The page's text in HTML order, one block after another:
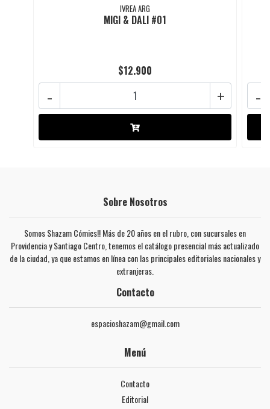
IVREA ARG
MIGI & DALI #01
$12.900
+
- -
Sobre Nosotros
Somos Shazam Cómics!! Más de 20 años en el rubro, con sucursales en
Providencia y Santiago Centro, tenemos el catálogo presencial más actualizado
de la ciudad, ya que estamos en línea con las principales editoriales nacionales y
extranjeras.
Contacto
espacioshazam@gmail.com
Menú
Contacto
Editorial